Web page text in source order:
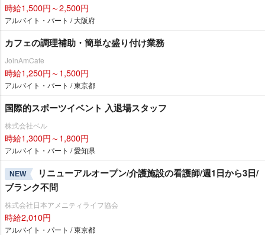
時給1,500円～2,500円
アルバイト・パート / 大阪府
カフェの調理補助・簡単な盛り付け業務
JoinAmCafe
時給1,250円～1,500円
アルバイト・パート / 東京都
国際的スポーツイベント 入退場スタッフ
株式会社ベル
時給1,300円～1,800円
アルバイト・パート / 愛知県
NEW
リニューアルオープン/介護施設の看護師/週1日から3日/
ブランク不問
株式会社日本アメニティライフ協会
時給2,010円
アルバイト・パート / 東京都